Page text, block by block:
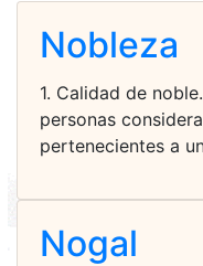
Nobleza
1. Calidad de
personas
pertenecientes a
Nogal